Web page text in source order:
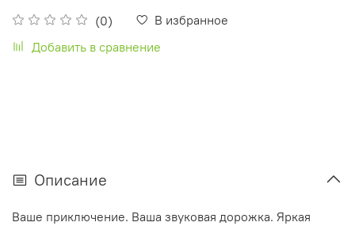
(0)
В избранное
Добавить в сравнение
Описание
Ваше приключение. Ваша звуковая дорожка. Яркая